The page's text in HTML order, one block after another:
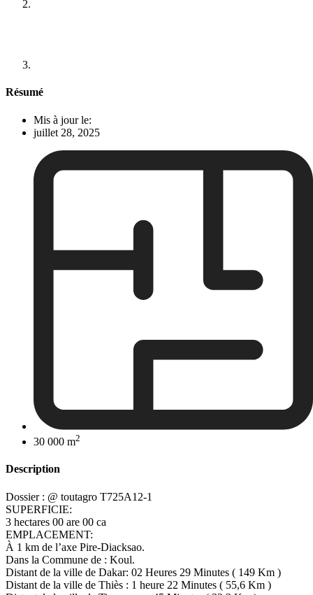
Résumé
Mis à jour le:
juillet 28, 2025
30 000 m2
Description
Dossier : @ toutagro T725A12-1
SUPERFICIE:
3 hectares 00 are 00 ca
EMPLACEMENT:
À 1 km de l’axe Pire-Diacksao.
Dans la Commune de : Koul.
Distant de la ville de Dakar: 02 Heures 29 Minutes ( 149 Km )
Distant de la ville de Thiès : 1 heure 22 Minutes ( 55,6 Km )